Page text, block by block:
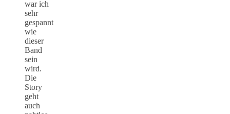
war ich
sehr
gespannt
wie
dieser
Band
sein
wird.
Die
Story
geht
auch